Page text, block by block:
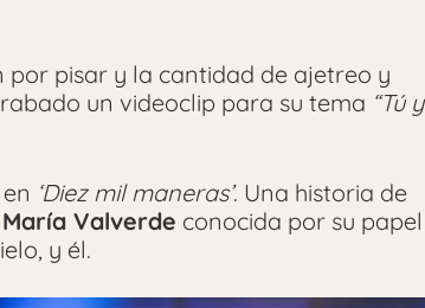
por pisar y la cantidad de ajetreo y
un videoclip para su tema “Tú y
‘Diez mil maneras’. Una historia de
María Valverde conocida por su papel
y él.